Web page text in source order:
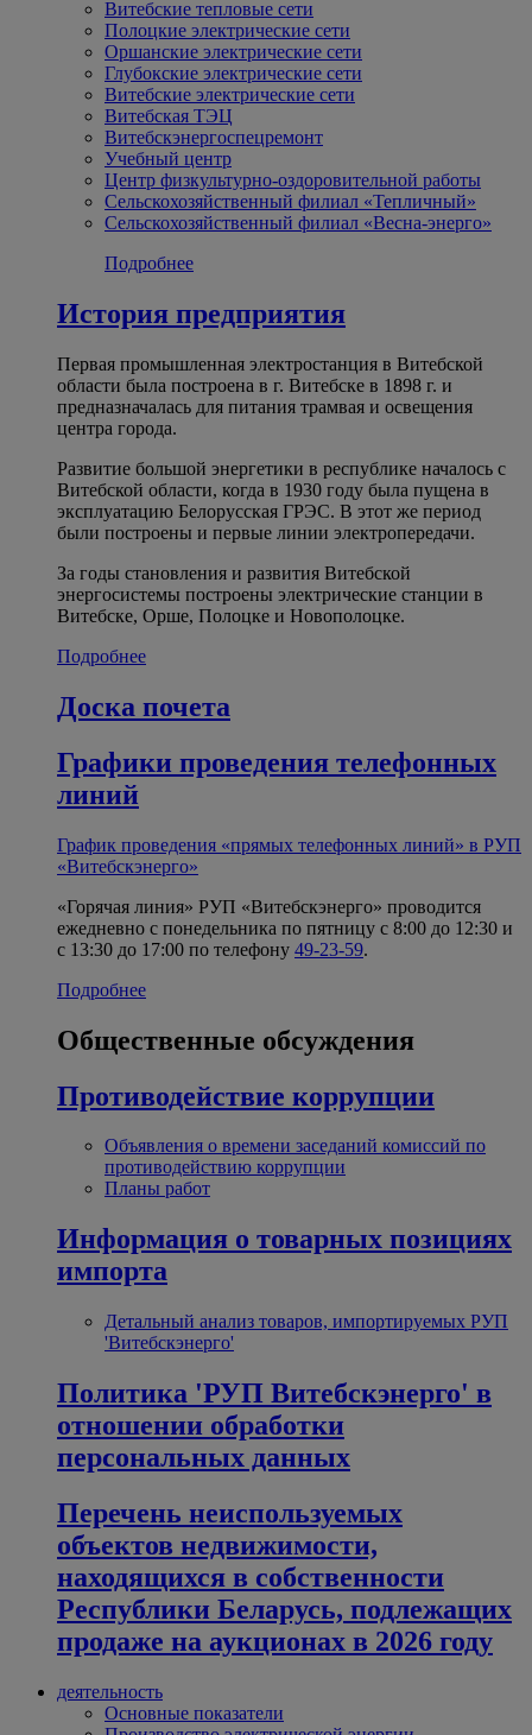
Витебские тепловые сети
Полоцкие электрические сети
Оршанские электрические сети
Глубокские электрические сети
Витебские электрические сети
Витебская ТЭЦ
Витебскэнергоспецремонт
Учебный центр
Центр физкультурно-оздоровительной работы
Сельскохозяйственный филиал «Тепличный»
Сельскохозяйственный филиал «Весна-энерго»
Подробнее
История предприятия
Первая промышленная электростанция в Витебской
области была построена в г. Витебске в 1898 г. и
предназначалась для питания трамвая и освещения
центра города.
Развитие большой энергетики в республике началось с
Витебской области, когда в 1930 году была пущена в
эксплуатацию Белорусская ГРЭС. В этот же период
были построены и первые линии электропередачи.
За годы становления и развития Витебской
энергосистемы построены электрические станции в
Витебске, Орше, Полоцке и Новополоцке.
Подробнее
Доска почета
Графики проведения телефонных
линий
График проведения «прямых телефонных линий» в РУП
«Витебскэнерго»
«Горячая линия» РУП «Витебскэнерго» проводится
ежедневно с понедельника по пятницу с 8:00 до 12:30 и
с 13:30 до 17:00 по телефону 49-23-59.
Подробнее
Общественные обсуждения
Противодействие коррупции
Объявления о времени заседаний комиссий по
противодействию коррупции
Планы работ
Информация о товарных позициях
импорта
Детальный анализ товаров, импортируемых РУП
'Витебскэнерго'
Политика 'РУП Витебскэнерго' в
отношении обработки
персональных данных
Перечень неиспользуемых
объектов недвижимости,
находящихся в собственности
Республики Беларусь, подлежащих
продаже на аукционах в 2026 году
деятельность
Основные показатели